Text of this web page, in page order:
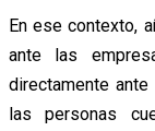
En ese contexto,
ante las
directamente
las personas